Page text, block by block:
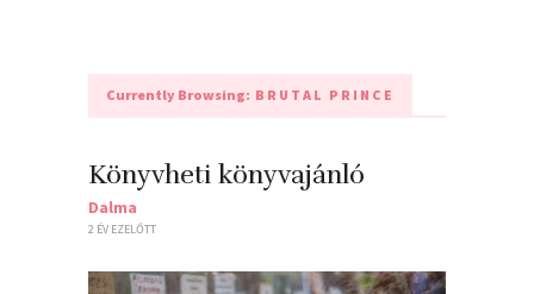
Currently Browsing: BRUTAL PRINCE
Könyvheti könyvajánló
Dalma
2 ÉV EZELŐTT